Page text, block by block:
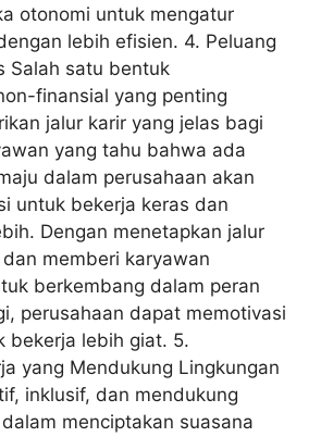
otonomi untuk mengatur
lebih efisien. 4. Peluang
Salah satu bentuk
finansial yang penting
jalur karir yang jelas bagi
yang tahu bahwa ada
dalam perusahaan akan
untuk bekerja keras dan
Dengan menetapkan jalur
memberi karyawan
berkembang dalam peran
perusahaan dapat memotivasi
bekerja lebih giat. 5.
yang Mendukung Lingkungan
inklusif, dan mendukung
menciptakan suasana